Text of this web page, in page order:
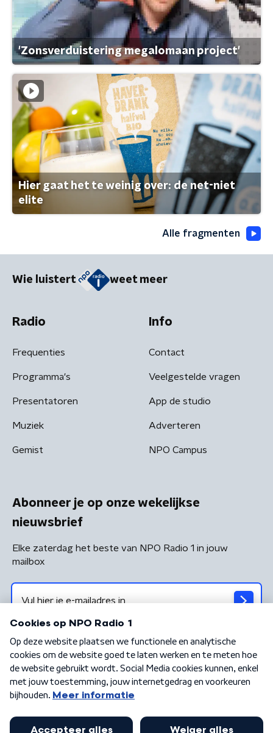
'Zonsverduistering megalomaan project'
Hier gaat het te weinig over: de net-niet
elite
Alle fragmenten
Wie luistert weet meer
Radio
Frequenties
Programma's
Presentatoren
Muziek
Gemist
Info
Contact
Veelgestelde vragen
App de studio
Adverteren
NPO Campus
Abonneer je op onze wekelijkse
nieuwsbrief
Elke zaterdag het beste van NPO Radio 1 in jouw
mailbox
Algemene voorwaarden Privacybeleid